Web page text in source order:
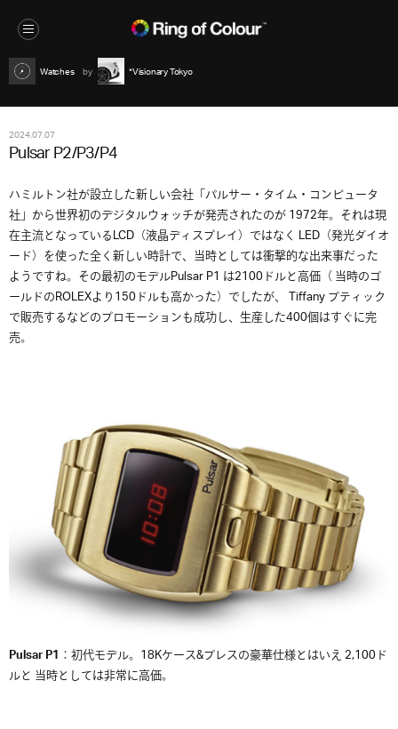
Watches *Visionary Tokyo
2024.07.07
Pulsar P2/P3/P4
ハミルトン社が設立した新しい会社「パルサー・タイム・コンピュータ
社」から世界初のデジタルウォッチが発売されたのが 1972年。それは現
在主流となっているLCD（液晶ディスプレイ）ではなく LED（発光ダイオ
ード）を使った全く新しい時計で、当時としては衝撃的な出来事だった
ようですね。その最初のモデルPulsar P1 は2100ドルと高価（ 当時のゴ
ールドのROLEXより150ドルも高かった）でしたが、 Tiffany ブティック
で販売するなどのプロモーションも成功し、生産した400個はすぐに完
売。
Pulsar P1 ：初代モデル。18Kケース&ブレスの豪華仕様とはいえ 2,100ド
ルと 当時としては非常に高価。